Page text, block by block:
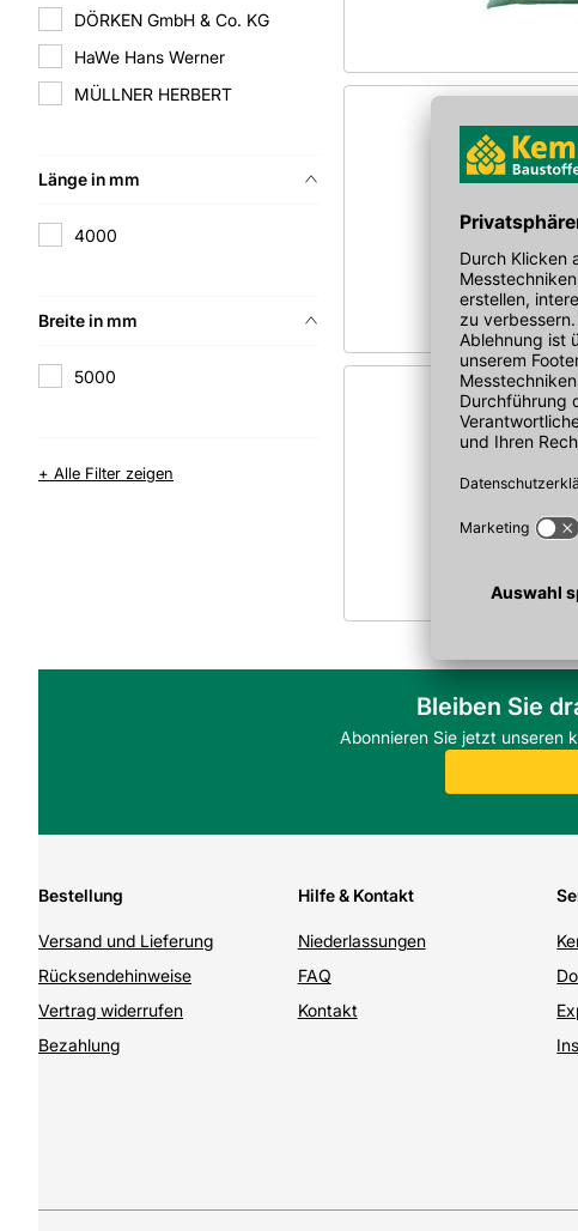
DÖRKEN GmbH & Co. KG
HaWe Hans Werner
MÜLLNER HERBERT
Länge in mm
4000
Breite in mm
5000
+ Alle Filter zeigen
Bleiben Sie
Abonnieren Sie jetzt unseren
Bestellung
Versand und Lieferung
Rücksendehinweise
Vertrag widerrufen
Bezahlung
Hilfe & Kontakt
Niederlassungen
FAQ
Kontakt